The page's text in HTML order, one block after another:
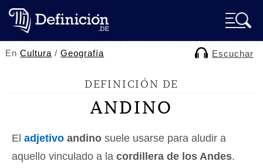
EnCultura /Geografía Escuchar
DEFINICIÓN DE
ANDINO
El adjetivo andino suele usarse para aludir a
aquello vinculado a la cordillera de los Andes.